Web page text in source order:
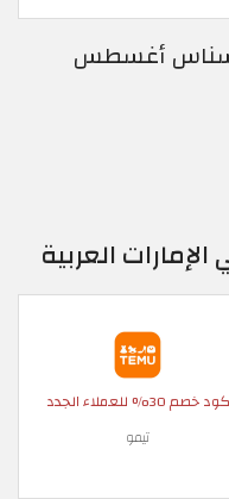
أغسطس
العربية
كود خصم 30% للعملاء الجدد
تيمو